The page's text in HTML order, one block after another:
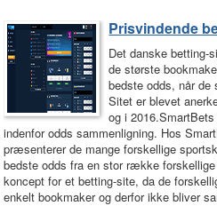
Prisvindende
Det danske betting-
de største
bedste odds, når
Sitet er blevet
og i
indenfor odds sammenligning. Hos
præsenterer de mange forskellige
bedste odds fra en stor række
koncept for et betting-site, da de
enkelt bookmaker og derfor ikke bliver